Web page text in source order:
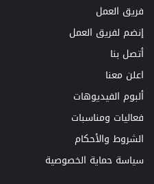
فريق العمل
إنضم لفريق العمل
أتصل بنا
اعلن معنا
ألبوم الفيديوهات
فعاليات ومناسبات
الشروط والأحكام
سياسة حماية الخصوصية